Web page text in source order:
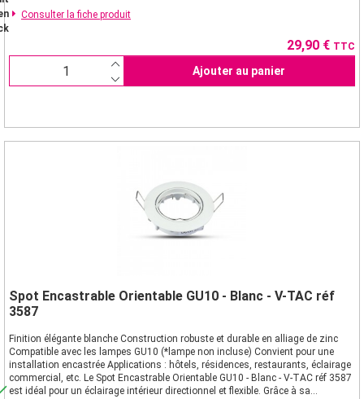
Consulter la fiche produit
Prix
29,90 € TTC
Ajouter au panier
Spot Encastrable Orientable GU10 - Blanc - V-TAC réf
3587
Finition élégante blanche Construction robuste et durable en alliage de zinc
Compatible avec les lampes GU10 (*lampe non incluse) Convient pour une
installation encastrée Applications : hôtels, résidences, restaurants, éclairage
commercial, etc. Le Spot Encastrable Orientable GU10 - Blanc - V-TAC réf 3587
est idéal pour un éclairage intérieur directionnel et flexible. Grâce à sa...